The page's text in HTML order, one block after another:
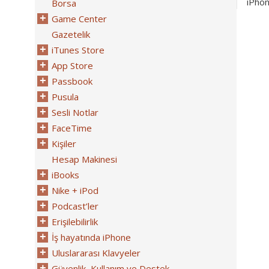
Borsa
Game Center
Gazetelik
iTunes Store
App Store
Passbook
Pusula
Sesli Notlar
FaceTime
Kişiler
Hesap Makinesi
iBooks
Nike + iPod
Podcast’ler
Erişilebilirlik
İş hayatında iPhone
Uluslararası Klavyeler